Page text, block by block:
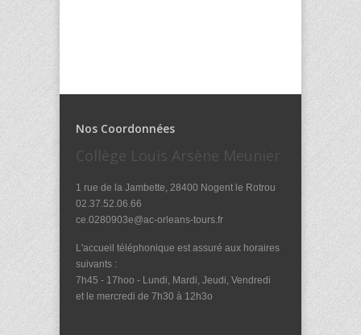
Nos Coordonnées
Collège Louis Arsène Meunier
1 rue de la Jambette, 28400 Nogent le Rotrou
02.37.52.06.66
ce.0280903e@ac-orleans-tours.fr
L'accueil téléphonique est assuré aux horaires
suivants :
7h45 - 17hoo - Lundi, Mardi, Jeudi, Vendredi
et le mercredi de 7h30 à 12h3o